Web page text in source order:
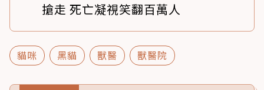
搶走 死亡凝視笑翻百萬人
貓咪 黑貓 獸醫 獸醫院